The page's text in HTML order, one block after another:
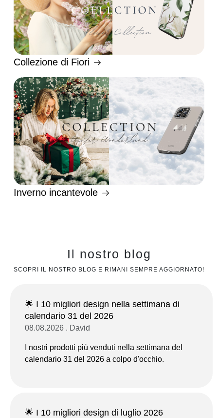
Collezione di Fiori
Inverno incantevole
Il nostro blog
SCOPRI IL NOSTRO BLOG E RIMANI SEMPRE AGGIORNATO!
🌟 I 10 migliori design nella settimana di
calendario 31 del 2026
08.08.2026 . David
I nostri prodotti più venduti nella settimana del
calendario 31 del 2026 a colpo d'occhio.
🌟 I 10 migliori design di luglio 2026